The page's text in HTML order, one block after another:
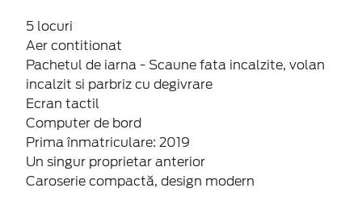
5 locuri
Aer contitionat
Pachetul de iarna - Scaune fata incalzite, volan
incalzit si parbriz cu degivrare
Ecran tactil
Computer de bord
Prima înmatriculare: 2019
Un singur proprietar anterior
Caroserie compactă, design modern